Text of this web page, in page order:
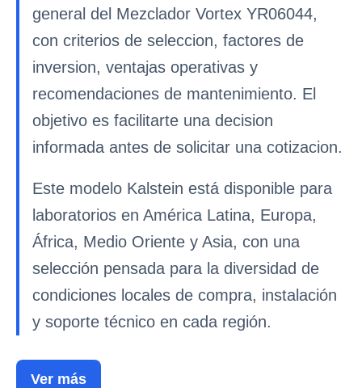
general del Mezclador Vortex YR06044,
con criterios de seleccion, factores de
inversion, ventajas operativas y
recomendaciones de mantenimiento. El
objetivo es facilitarte una decision
informada antes de solicitar una cotizacion.
Este modelo Kalstein está disponible para
laboratorios en América Latina, Europa,
África, Medio Oriente y Asia, con una
selección pensada para la diversidad de
condiciones locales de compra, instalación
y soporte técnico en cada región.
Ver más